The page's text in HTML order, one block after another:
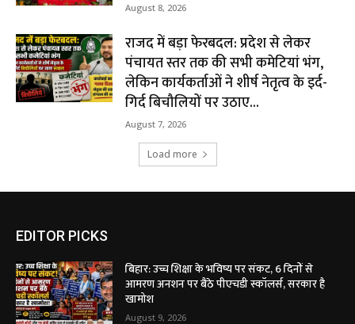
August 8, 2026
राजद में बड़ा फेरबदल: प्रदेश से लेकर
पंचायत स्तर तक की सभी कमेटियां भंग,
लेकिन कार्यकर्ताओं ने शीर्ष नेतृत्व के इर्द-
गिर्द बिचौलियों पर उठाए...
August 7, 2026
Load more
EDITOR PICKS
बिहार: उच्च शिक्षा के भविष्य पर संकट, 6 दिनों से
आमरण अनशन पर बैठे पीएचडी स्कॉलर्स, सरकार है
खामोश
August 9, 2026